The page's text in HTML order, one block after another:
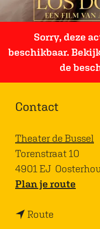
Sorry, deze
beschikbaar.
de
Contact
Theater de Bussel
Torenstraat 10
4901 EJ
Plan je route
Route